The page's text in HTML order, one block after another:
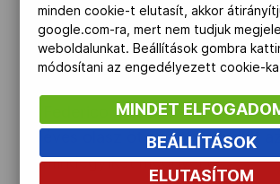
izgalmas befutó után alakult ki
sorrend, Sors Tamás 1:01.27
negyedik lett, Meilinger Csaba
Federico Morlacchi szerezte
éves olasz öt számban indult
mindegyiket megnyerte.
minden cookie-t elutasít, akkor
google.com-ra, mert nem tudjuk
weboldalunkat. Beállítások gombra
módosítani az engedélyezett cookie-
MINDET
BEÁLLÍTÁSOK
ELUTASÍTOM